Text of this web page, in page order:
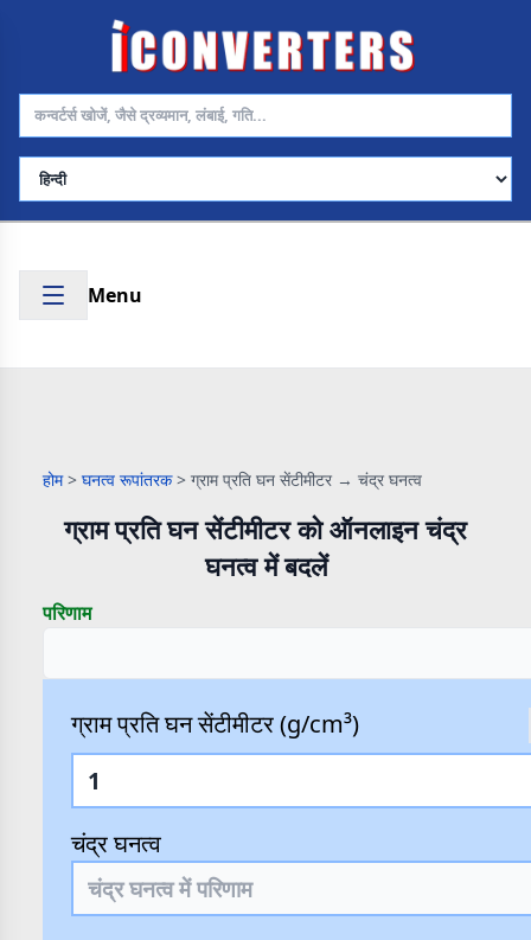
भाषा चुनें
Menu
होम > घनत्व रूपांतरक > ग्राम प्रति घन सेंटीमीटर → चंद्र घनत्व
ग्राम प्रति घन सेंटीमीटर को ऑनलाइन चंद्र
घनत्व में बदलें
परिणाम
ग्राम प्रति घन सेंटीमीटर (g/cm³)
चंद्र घनत्व